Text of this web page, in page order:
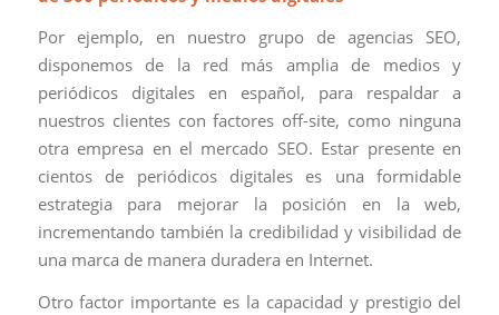
Por ejemplo, en nuestro grupo de agencias SEO,
disponemos de la red más amplia de medios y
periódicos digitales en español, para respaldar a
nuestros clientes con factores off-site, como ninguna
otra empresa en el mercado SEO. Estar presente en
cientos de periódicos digitales es una formidable
estrategia para mejorar la posición en la web,
incrementando también la credibilidad y visibilidad de
una marca de manera duradera en Internet.
Otro factor importante es la capacidad y prestigio del